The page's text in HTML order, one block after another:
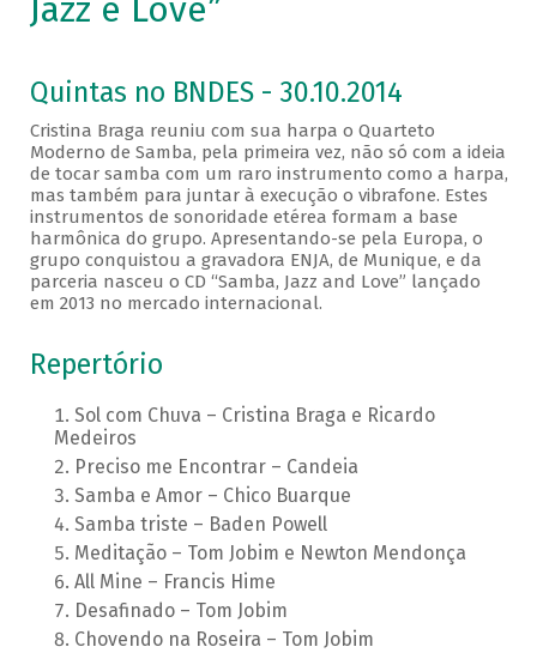
Jazz e Love”
Quintas no BNDES - 30.10.2014
Cristina Braga reuniu com sua harpa o Quarteto
Moderno de Samba, pela primeira vez, não só com a ideia
de tocar samba com um raro instrumento como a harpa,
mas também para juntar à execução o vibrafone. Estes
instrumentos de sonoridade etérea formam a base
harmônica do grupo. Apresentando-se pela Europa, o
grupo conquistou a gravadora ENJA, de Munique, e da
parceria nasceu o CD “Samba, Jazz and Love” lançado
em 2013 no mercado internacional.
Repertório
Sol com Chuva – Cristina Braga e Ricardo
Medeiros
Preciso me Encontrar – Candeia
Samba e Amor – Chico Buarque
Samba triste – Baden Powell
Meditação – Tom Jobim e Newton Mendonça
All Mine – Francis Hime
Desafinado – Tom Jobim
Chovendo na Roseira – Tom Jobim